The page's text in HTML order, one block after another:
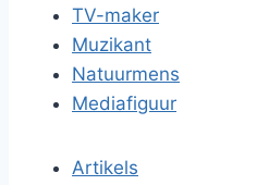
TV-maker
Muzikant
Natuurmens
Mediafiguur
Artikels